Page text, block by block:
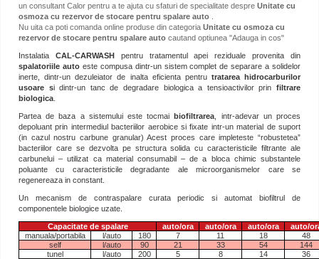
un consultant Calor pentru a te ajuta cu sfaturi de specialitate despre Unitate cu
osmoza cu rezervor de stocare pentru spalare auto
Nu uita ca poti comanda online produse din categoria Unitate cu osmoza cu
rezervor de stocare pentru spalare auto cautand optiunea "Adauga in cos"
Instalatia CAL-CARWASHpentru tratamentul apei reziduale provenita din
spalatoriile autoeste compusa dintr-un sistem complet de separare a solidelor
inerte, dintr-un dezuleiator de inalta eficienta pentru tratarea hidrocarburilor
usoare si dintr-un tanc de degradare biologica a tensioactivilor prinfiltrare
biologica
Partea de baza a sistemului este tocmaibiofiltrarea , intr-adevar un proces
depoluant prin intermediul bacteriilor aerobice si fixate intr-un material de suport
(in cazul nostru carbune granular) Acest proces care impleteste “robustetea”
bacteriilor care se dezvolta pe structura solida cu caracteristicile filtrante ale
carbunelui – utilizat ca material consumabil – de a bloca chimic substantele
poluante cu caracteristicile degradante ale microorganismelor care se
regenereaza in constant.
Un mecanism de contraspalare curata periodic si automat biofiltrul de
componentele biologice uzate.
Capacitate de spalare auto/ora auto/ora auto/ora
auto/
manuala/portabila
l/auto 180 7 11 18
48
self
l/auto 90 21 33 54
144
tunel
l/auto 200 5 8 14 36